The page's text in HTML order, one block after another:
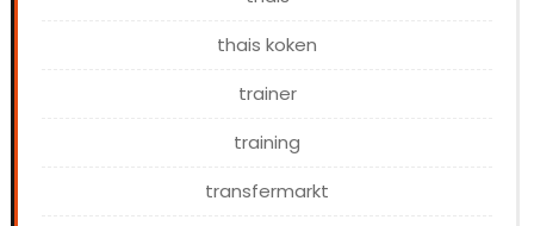
thais koken
trainer
training
transfermarkt